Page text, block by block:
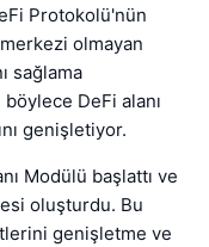
Protokolü'nün
olmayan
sağlama
DeFi alanı
genişletiyor.
Modülü başlattı ve
oluşturdu. Bu
genişletme ve